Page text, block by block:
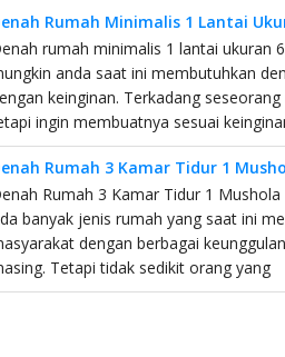
Rumah Minimalis 1 Lantai
rumah minimalis 1 lantai ukuran
anda saat ini membutuhkan
keinginan. Terkadang
ingin membuatnya sesuai
Rumah 3 Kamar Tidur 1
Rumah 3 Kamar Tidur 1
banyak jenis rumah yang saat ini
dengan berbagai
Tetapi tidak sedikit orang yang